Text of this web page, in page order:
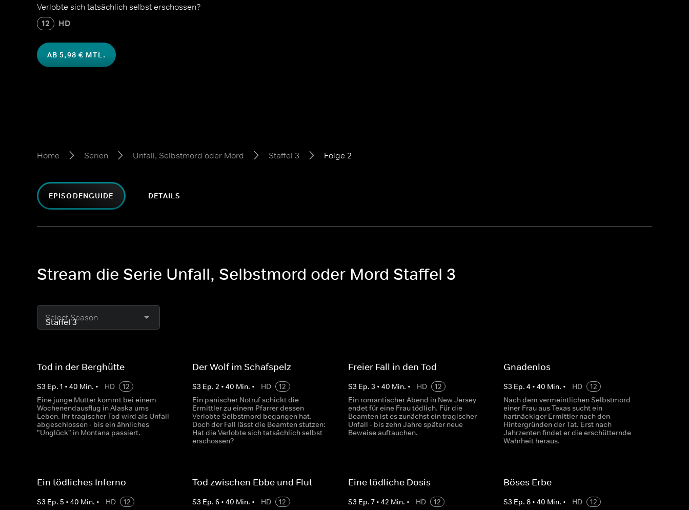
Verlobte sich tatsächlich selbst erschossen?
12 HD
AB 5,98 € MTL.
Home Serien Unfall, Selbstmord oder Mord Staffel 3 Folge 2
EPISODENGUIDE DETAILS
Stream die Serie Unfall, Selbstmord oder Mord Staffel 3
Select Season
Tod in der Berghütte
S3 Ep. 1 • 40 Min. • HD
12
Eine junge Mutter kommt bei einem
Wochenendausflug in Alaska ums
Leben. Ihr tragischer Tod wird als Unfall
abgeschlossen - bis ein ähnliches
"Unglück" in Montana passiert.
Der Wolf im Schafspelz
S3 Ep.2 •40 Min. • HD
12
Ein panischer Notruf schickt die
Ermittler zu einem Pfarrer dessen
Verlobte Selbstmord begangen hat.
Doch der Fall lässt die Beamten stutzen:
Hat die Verlobte sich tatsächlich selbst
erschossen?
Freier Fall in den Tod
S3 Ep. 3 • 40 Min. • HD
12
Ein romantischer Abend in New Jersey
endet für eine Frau tödlich. Für die
Beamten ist es zunächst ein tragischer
Unfall - bis zehn Jahre später neue
Beweise auftauchen.
Gnadenlos
S3 Ep. 4 • 40 Min. • HD
12
Nach dem vermeintlichen Selbstmord
einer Frau aus Texas sucht ein
hartnäckiger Ermittler nach den
Hintergründen der Tat. Erst nach
Jahrzenten findet er die erschütternde
Wahrheit heraus.
Ein tödliches Inferno
S3 Ep. 5 • 40 Min. • HD
12
Tod zwischen Ebbe und Flut
S3 Ep.6 •40 Min. • HD
12
Eine tödliche Dosis
S3 Ep. 7• 42 Min. • HD
12
Böses Erbe
S3 Ep. 8• 40 Min. • HD
12